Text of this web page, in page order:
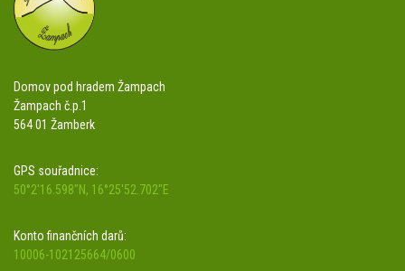
Domov pod hradem Žampach
Žampach č.p.1
564 01 Žamberk
GPS souřadnice:
50°2'16.598"N, 16°25'52.702"E
Konto finančních darů:
10006-102125664/0600